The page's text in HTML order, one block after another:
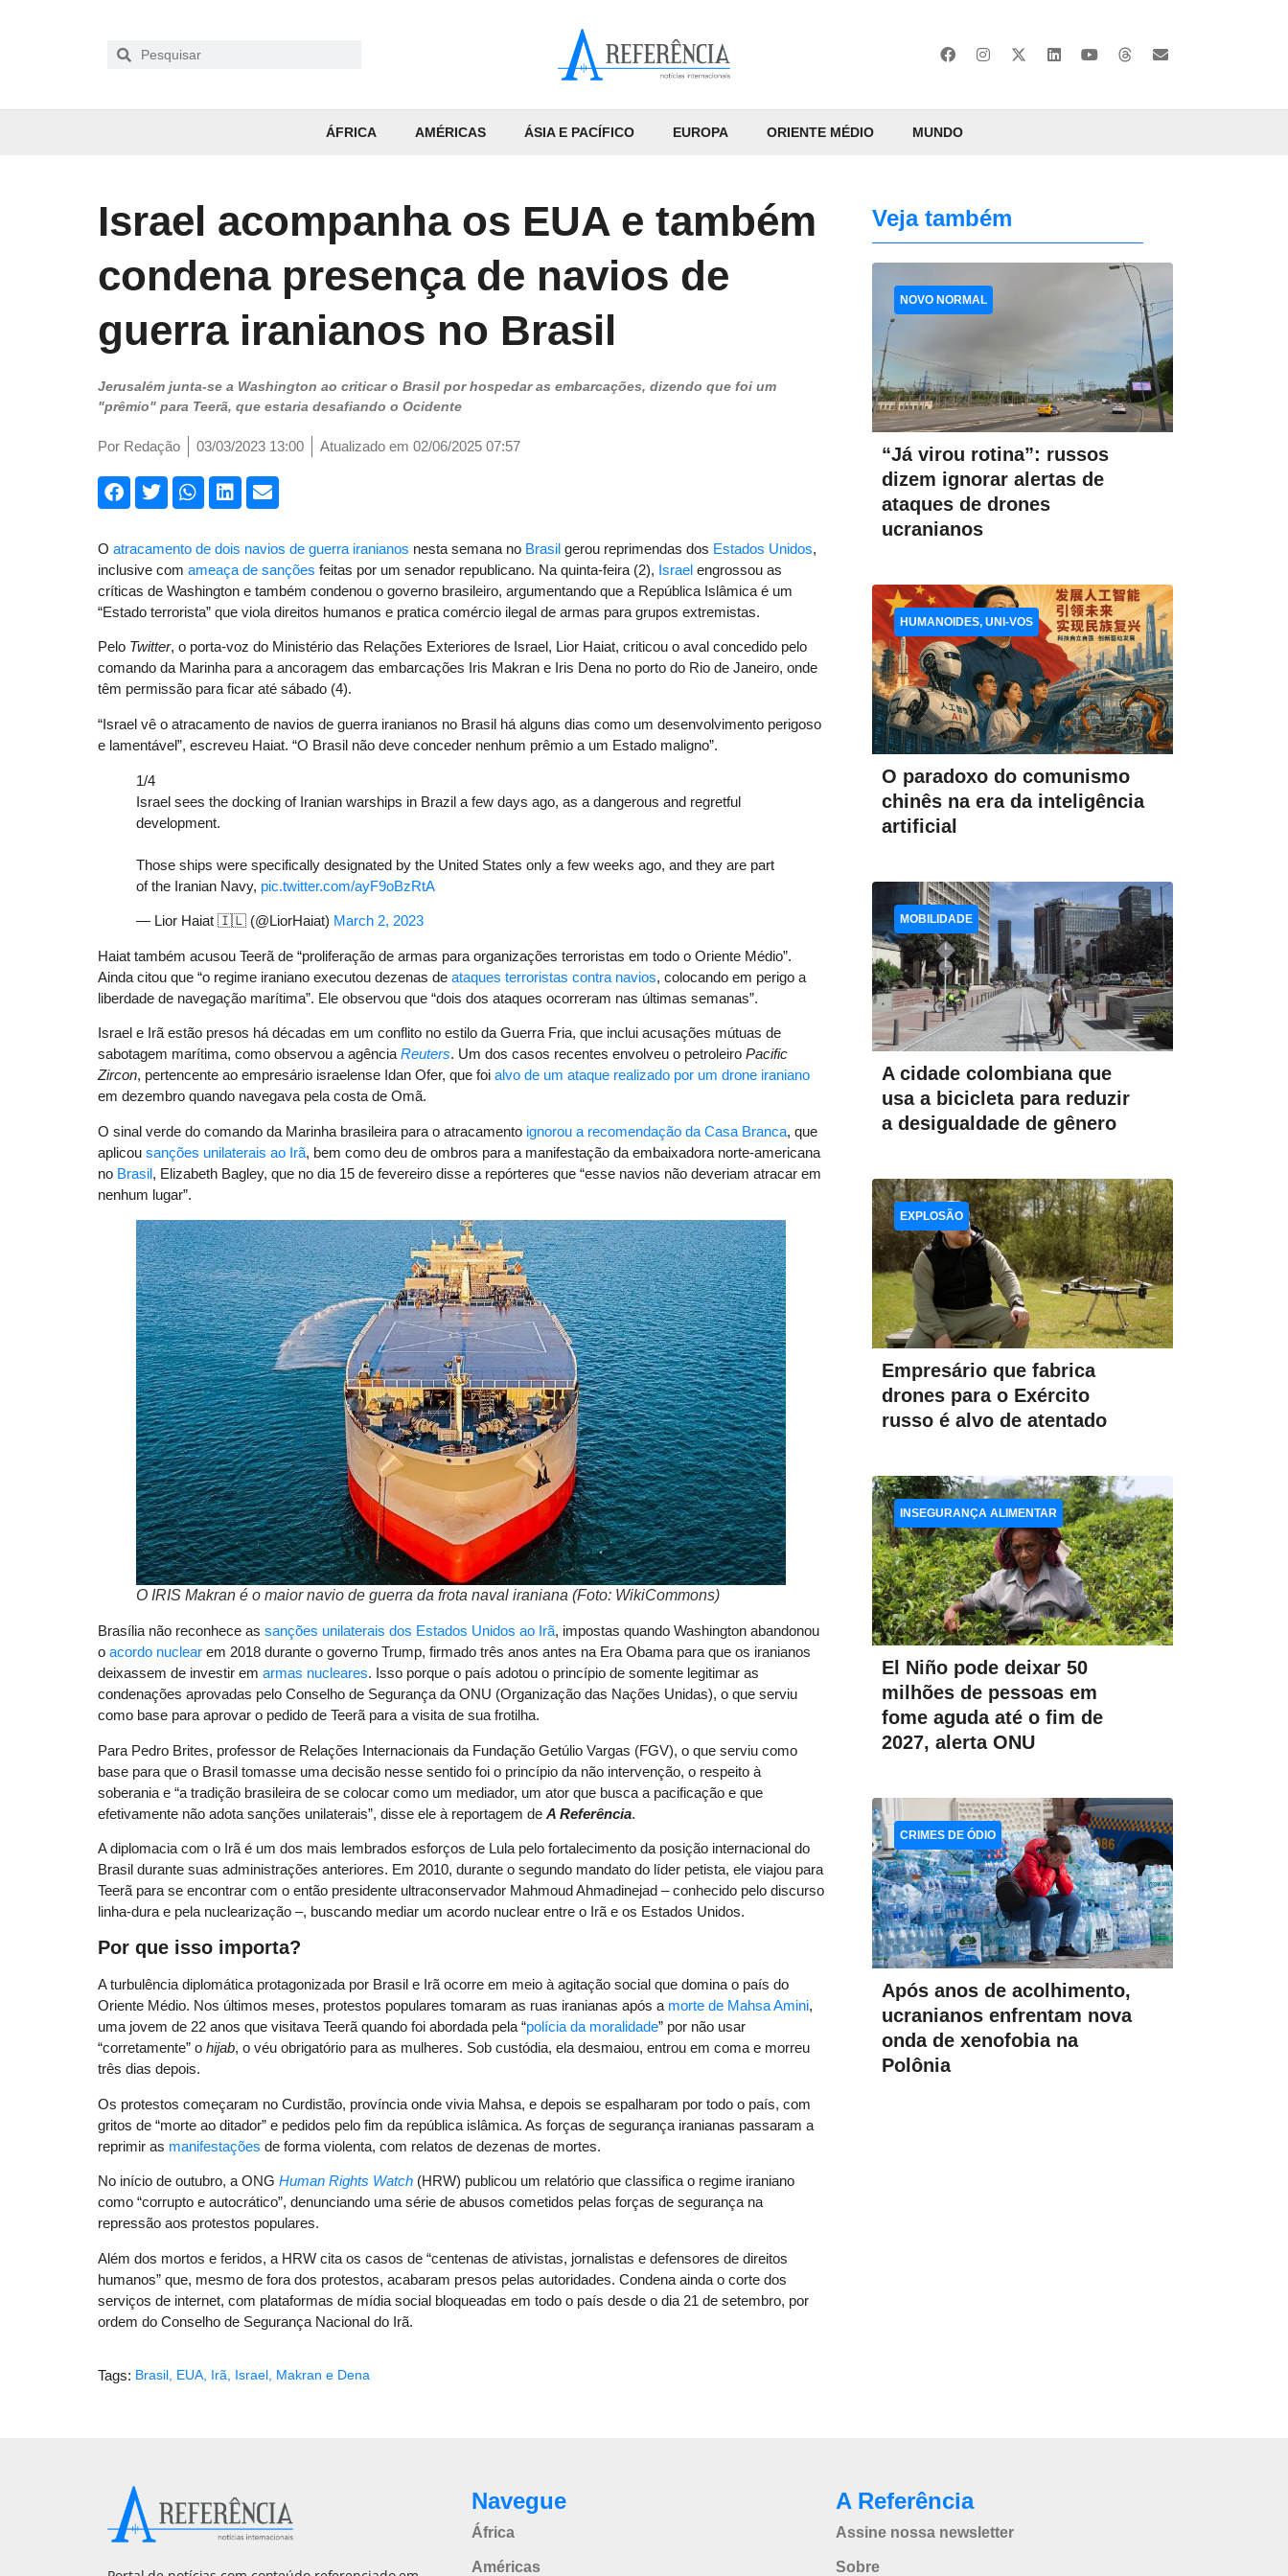
ÁFRICA AMÉRICAS ÁSIA E PACÍFICO EUROPA ORIENTE MÉDIO MUNDO
Israel acompanha os EUA e também
condena presença de navios de
guerra iranianos no Brasil
Jerusalém junta-se a Washington ao criticar o Brasil por hospedar as embarcações, dizendo que foi um
"prêmio" para Teerã, que estaria desafiando o Ocidente
Por Redação 03/03/2023 13:00 Atualizado em 02/06/2025 07:57
O atracamento de dois navios de guerra iranianos nesta semana no Brasil gerou reprimendas dos Estados Unidos,
inclusive com ameaça de sanções feitas por um senador republicano. Na quinta-feira (2), Israel engrossou as
críticas de Washington e também condenou o governo brasileiro, argumentando que a República Islâmica é um
“Estado terrorista” que viola direitos humanos e pratica comércio ilegal de armas para grupos extremistas.
Pelo Twitter, o porta-voz do Ministério das Relações Exteriores de Israel, Lior Haiat, criticou o aval concedido pelo
comando da Marinha para a ancoragem das embarcações Iris Makran e Iris Dena no porto do Rio de Janeiro, onde
têm permissão para ficar até sábado (4).
“Israel vê o atracamento de navios de guerra iranianos no Brasil há alguns dias como um desenvolvimento perigoso
e lamentável”, escreveu Haiat. “O Brasil não deve conceder nenhum prêmio a um Estado maligno”.
1/4
Israel sees the docking of Iranian warships in Brazil a few days ago, as a dangerous and regretful
development.
Those ships were specifically designated by the United States only a few weeks ago, and they are part
of the Iranian Navy, pic.twitter.com/ayF9oBzRtA
— Lior Haiat 🇮🇱 (@LiorHaiat) March 2, 2023
Haiat também acusou Teerã de “proliferação de armas para organizações terroristas em todo o Oriente Médio”.
Ainda citou que “o regime iraniano executou dezenas de ataques terroristas contra navios, colocando em perigo a
liberdade de navegação marítima”. Ele observou que “dois dos ataques ocorreram nas últimas semanas”.
Israel e Irã estão presos há décadas em um conflito no estilo da Guerra Fria, que inclui acusações mútuas de
sabotagem marítima, como observou a agênciaReuters. Um dos casos recentes envolveu o petroleiro Pacific
Zircon, pertencente ao empresário israelense Idan Ofer, que foi alvo de um ataque realizado por um drone iraniano
em dezembro quando navegava pela costa de Omã.
O sinal verde do comando da Marinha brasileira para o atracamento ignorou a recomendação da Casa Branca, que
aplicou sanções unilaterais ao Irã, bem como deu de ombros para a manifestação da embaixadora norte-americana
no Brasil, Elizabeth Bagley, que no dia 15 de fevereiro disse a repórteres que “esse navios não deveriam atracar em
nenhum lugar”.
O IRIS Makran é o maior navio de guerra da frota naval iraniana (Foto: WikiCommons)
Brasília não reconhece as sanções unilaterais dos Estados Unidos ao Irã, impostas quando Washington abandonou
o acordo nuclear em 2018 durante o governo Trump, firmado três anos antes na Era Obama para que os iranianos
deixassem de investir em armas nucleares. Isso porque o país adotou o princípio de somente legitimar as
condenações aprovadas pelo Conselho de Segurança da ONU (Organização das Nações Unidas), o que serviu
como base para aprovar o pedido de Teerã para a visita de sua frotilha.
Para Pedro Brites, professor de Relações Internacionais da Fundação Getúlio Vargas (FGV), o que serviu como
base para que o Brasil tomasse uma decisão nesse sentido foi o princípio da não intervenção, o respeito à
soberania e “a tradição brasileira de se colocar como um mediador, um ator que busca a pacificação e que
efetivamente não adota sanções unilaterais”, disse ele à reportagem de A Referência.
A diplomacia com o Irã é um dos mais lembrados esforços de Lula pelo fortalecimento da posição internacional do
Brasil durante suas administrações anteriores. Em 2010, durante o segundo mandato do líder petista, ele viajou para
Teerã para se encontrar com o então presidente ultraconservador Mahmoud Ahmadinejad – conhecido pelo discurso
linha-dura e pela nuclearização –, buscando mediar um acordo nuclear entre o Irã e os Estados Unidos.
Por que isso importa?
A turbulência diplomática protagonizada por Brasil e Irã ocorre em meio à agitação social que domina o país do
Oriente Médio. Nos últimos meses, protestos populares tomaram as ruas iranianas após a morte de Mahsa Amini,
uma jovem de 22 anos que visitava Teerã quando foi abordada pela “polícia da moralidade” por não usar
“corretamente” o hijab, o véu obrigatório para as mulheres. Sob custódia, ela desmaiou, entrou em coma e morreu
três dias depois.
Os protestos começaram no Curdistão, província onde vivia Mahsa, e depois se espalharam por todo o país, com
gritos de “morte ao ditador” e pedidos pelo fim da república islâmica. As forças de segurança iranianas passaram a
reprimir as manifestações de forma violenta, com relatos de dezenas de mortes.
No início de outubro, a ONG Human Rights Watch (HRW) publicou um relatório que classifica o regime iraniano
como “corrupto e autocrático”, denunciando uma série de abusos cometidos pelas forças de segurança na
repressão aos protestos populares.
Além dos mortos e feridos, a HRW cita os casos de “centenas de ativistas, jornalistas e defensores de direitos
humanos” que, mesmo de fora dos protestos, acabaram presos pelas autoridades. Condena ainda o corte dos
serviços de internet, com plataformas de mídia social bloqueadas em todo o país desde o dia 21 de setembro, por
ordem do Conselho de Segurança Nacional do Irã.
Tags: Brasil EUA Irã Israel Makran e Dena
Veja também
“Já virou rotina”: russos
dizem ignorar alertas de
ataques de drones
ucranianos
NOVO NORMAL
O paradoxo do comunismo
chinês na era da inteligência
artificial
HUMANOIDES, UNI-VOS
A cidade colombiana que
usa a bicicleta para reduzir
a desigualdade de gênero
MOBILIDADE
Empresário que fabrica
drones para o Exército
russo é alvo de atentado
EXPLOSÃO
El Niño pode deixar 50
milhões de pessoas em
fome aguda até o fim de
2027, alerta ONU
INSEGURANÇA ALIMENTAR
Após anos de acolhimento,
ucranianos enfrentam nova
onda de xenofobia na
Polônia
CRIMES DE ÓDIO
Navegue
África
Américas
A Referência
Assine nossa newsletter
Sobre